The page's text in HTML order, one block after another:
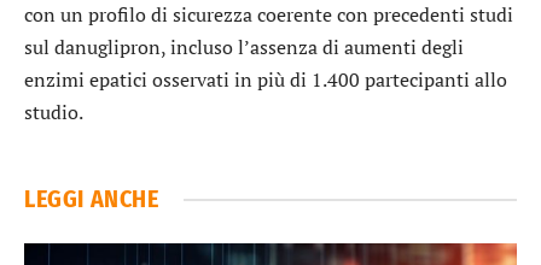
con un profilo di sicurezza coerente con precedenti studi
sul danuglipron, incluso l’assenza di aumenti degli
enzimi epatici osservati in più di 1.400 partecipanti allo
studio.
LEGGI ANCHE